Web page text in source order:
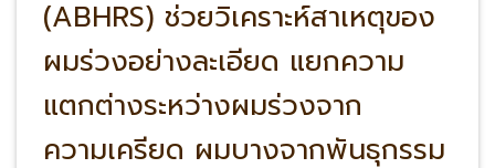
(ABHRS) ช่วยวิเคราะห์สาเหตุของ
ผมร่วงอย่างละเอียด แยกความ
แตกต่างระหว่างผมร่วงจาก
ความเครียด ผมบางจากพันธุกรรม